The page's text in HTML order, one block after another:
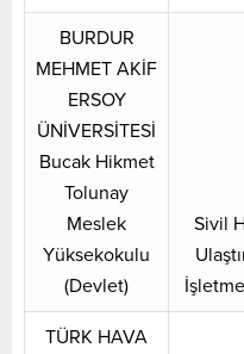
BURDUR
MEHMET AKİF
ERSOY
ÜNİVERSİTESİ
Bucak Hikmet
Tolunay
Meslek
Yüksekokulu
(Devlet)
Sivil
TÜRK HAVA